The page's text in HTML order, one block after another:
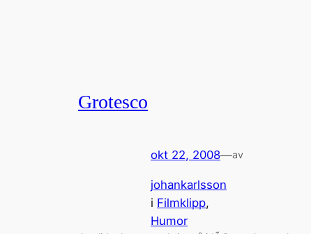
Grotesco
okt 22, 2008—av
johankarlsson
i Filmklipp
Humor